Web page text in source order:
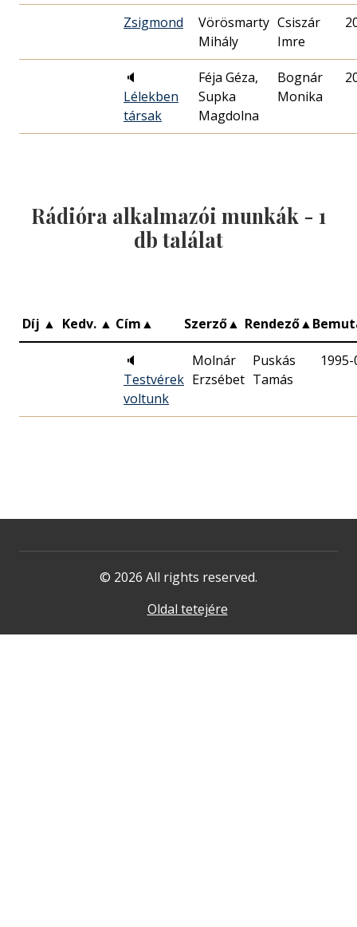
Zsigmond
Vörösmarty
Mihály
Csiszár
Imre
🔈
Lélekben
társak
Féja Géza,
Supka
Magdolna
Bognár
Monika
Rádióra alkalmazói munkák - 1
db találat
Díj ▲ Kedv. ▲ Cím▲ Szerző▲ Rendező▲
🔈
Testvérek
voltunk
Molnár
Erzsébet
Puskás
Tamás
© 2026 All rights reserved.
Oldal tetejére